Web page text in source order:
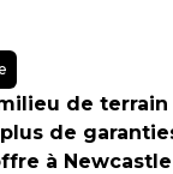
de terrain
de
à